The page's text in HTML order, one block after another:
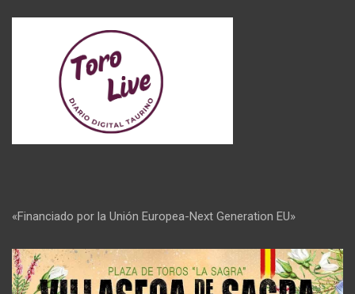
«Financiado por la Unión Europea-Next Generation EU»